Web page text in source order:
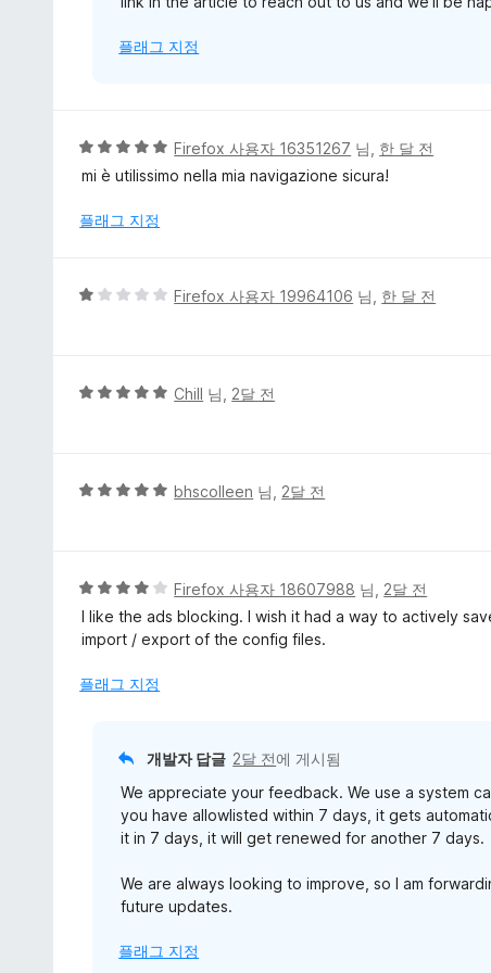
플래그 지정
5
점
점
점
Firefox 사용자 16351267 님, 한 달 전
mi è utilissimo nella mia navigazione sicura!
플래그 지정
5
에
Firefox 사용자 19964106 님, 한 달 전
5
에
Chill 님, 2달 전
5
에
점
bhscolleen 님, 2달 전
5
점
만
에
Firefox 사용자 18607988 님, 2달 전
I like the ads blocking. I wish it had a way to actively
import / export of the config files.
플래그 지정
개발자 답글 2달 전에 게시됨
We appreciate your feedback. We use a system
you have allowlisted within 7 days, it gets
it in 7 days, it will get renewed for another 7 days.
We are always looking to improve, so I am
future updates.
플래그 지정